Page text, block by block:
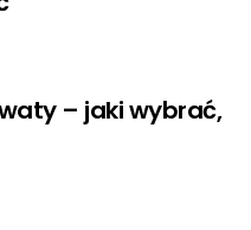
– jaki wybrać,